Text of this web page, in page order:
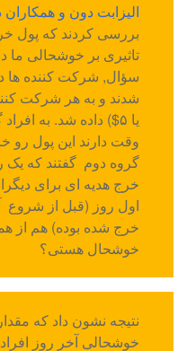
الیزابت دون و همکاران
بررسی کردند که پول
تاثیری بر خوشحالی ما
یا ۵$) داده شد. به
وقت دارند این پول رو
گروه دوم گفتند که
خرج هدیه ای برای
اول روز (قبل از شروع
خرج شده بوده) هم از
خوشحال هستی؟
خوشحالی آخر روز